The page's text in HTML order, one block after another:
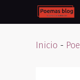
Inicio -